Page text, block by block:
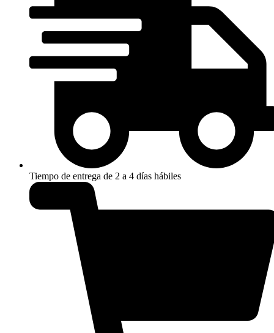
Tiempo de entrega de 2 a 4 días hábiles